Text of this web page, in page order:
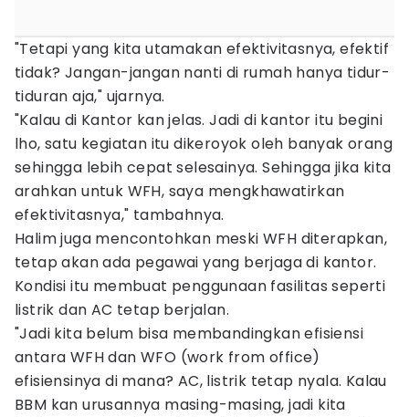
"Tetapi yang kita utamakan efektivitasnya, efektif
tidak? Jangan-jangan nanti di rumah hanya tidur-
tiduran aja," ujarnya.
"Kalau di Kantor kan jelas. Jadi di kantor itu begini
lho, satu kegiatan itu dikeroyok oleh banyak orang
sehingga lebih cepat selesainya. Sehingga jika kita
arahkan untuk WFH, saya mengkhawatirkan
efektivitasnya," tambahnya.
Halim juga mencontohkan meski WFH diterapkan,
tetap akan ada pegawai yang berjaga di kantor.
Kondisi itu membuat penggunaan fasilitas seperti
listrik dan AC tetap berjalan.
"Jadi kita belum bisa membandingkan efisiensi
antara WFH dan WFO (work from office)
efisiensinya di mana? AC, listrik tetap nyala. Kalau
BBM kan urusannya masing-masing, jadi kita